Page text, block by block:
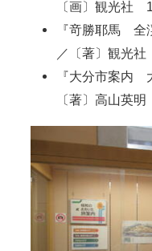
〔画〕観光社
『竒勝耶馬 全
／〔著〕観光
『大分市案内
〔著〕高山英